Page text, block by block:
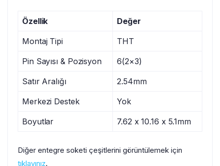
Özellik Değer
Montaj Tipi THT
Pin Sayısı & Pozisyon 6(2×3)
Satır Aralığı 2.54mm
Merkezi Destek Yok
Boyutlar 7.62 x 10.16 x 5.1mm
Diğer entegre soketi çeşitlerini görüntülemek için
tıklayınız.